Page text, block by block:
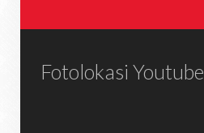
Fotolokasi Youtube